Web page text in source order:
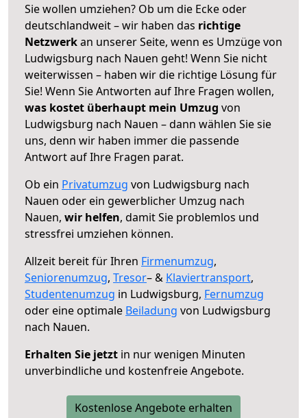
Sie wollen umziehen? Ob um die Ecke oder
deutschlandweit – wir haben das richtige
Netzwerkan unserer Seite, wenn es Umzüge von
Ludwigsburg nach Nauen geht! Wenn Sie nicht
weiterwissen – haben wir die richtige Lösung für
Sie! Wenn Sie Antworten auf Ihre Fragen wollen,
was kostet überhaupt mein Umzug von
Ludwigsburg nach Nauen – dann wählen Sie sie
uns, denn wir haben immer die passende
Antwort auf Ihre Fragen parat.
Ob ein Privatumzug von Ludwigsburg nach
Nauen oder ein gewerblicher Umzug nach
Nauen, wir helfen, damit Sie problemlos und
stressfrei umziehen können.
Allzeit bereit für Ihren Firmenumzug,
Seniorenumzug, Tresor– & Klaviertransport,
Studentenumzug in Ludwigsburg, Fernumzug
oder eine optimale Beiladung von Ludwigsburg
nach Nauen.
Erhalten Sie jetzt in nur wenigen Minuten
unverbindliche und kostenfreie Angebote.
Kostenlose Angebote erhalten